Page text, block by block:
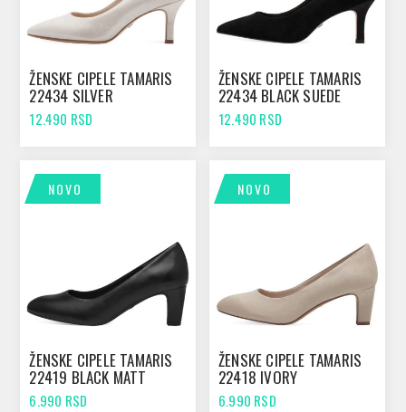
ŽENSKE CIPELE TAMARIS
22434 SILVER
12.490 RSD
ŽENSKE CIPELE TAMARIS
22434 BLACK SUEDE
12.490 RSD
NOVO
ŽENSKE CIPELE TAMARIS
22419 BLACK MATT
6.990 RSD
NOVO
ŽENSKE CIPELE TAMARIS
22418 IVORY
6.990 RSD